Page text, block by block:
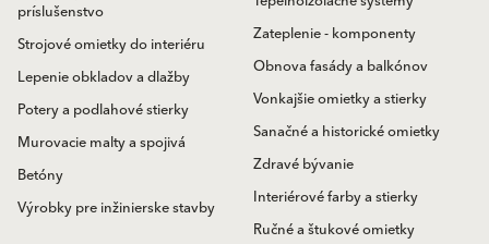
príslušenstvo
Strojové omietky do interiéru
Lepenie obkladov a dlažby
Potery a podlahové stierky
Murovacie malty a spojivá
Betóny
Výrobky pre inžinierske stavby
Zateplenie - komponenty
Obnova fasády a balkónov
Vonkajšie omietky a stierky
Sanačné a historické omietky
Zdravé bývanie
Interiérové farby a stierky
Ručné a štukové omietky